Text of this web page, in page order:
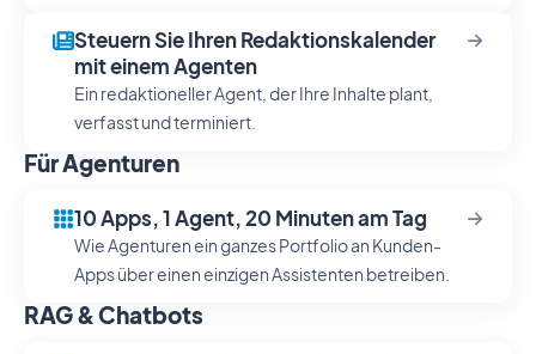
Steuern Sie Ihren Redaktionskalender
mit einem Agenten
Ein redaktioneller Agent, der Ihre Inhalte plant,
verfasst und terminiert.
Für Agenturen
10 Apps, 1 Agent, 20 Minuten am Tag
Wie Agenturen ein ganzes Portfolio an Kunden-
Apps über einen einzigen Assistenten betreiben.
RAG & Chatbots